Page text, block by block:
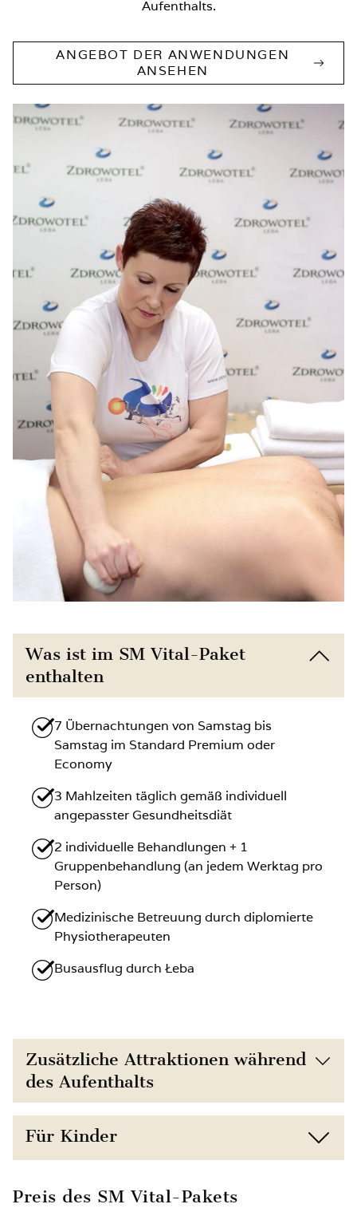
Aufenthalts.
ANGEBOT DER ANWENDUNGEN
ANSEHEN
Was ist im SM Vital-Paket
enthalten
7 Übernachtungen von Samstag bis
Samstag im Standard Premium oder
Economy
3 Mahlzeiten täglich gemäß individuell
angepasster Gesundheitsdiät
2 individuelle Behandlungen + 1
Gruppenbehandlung (an jedem Werktag pro
Person)
Medizinische Betreuung durch diplomierte
Physiotherapeuten
Busausflug durch Łeba
Zusätzliche Attraktionen während
des Aufenthalts
Direkte Nähe zum Strand (150 m) und zur
Für Kinder
Kinderermäßigungen je nach Alter
Preis des SM Vital-Pakets